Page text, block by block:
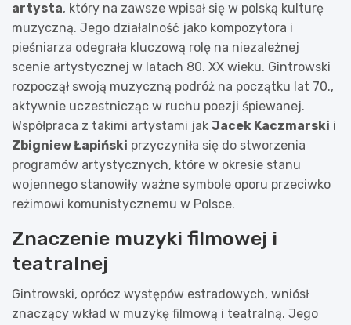
artysta, który na zawsze wpisał się w polską kulturę
muzyczną. Jego działalność jako kompozytora i
pieśniarza odegrała kluczową rolę na niezależnej
scenie artystycznej w latach 80. XX wieku. Gintrowski
rozpoczął swoją muzyczną podróż na początku lat 70.,
aktywnie uczestnicząc w ruchu poezji śpiewanej.
Współpraca z takimi artystami jak Jacek Kaczmarski i
Zbigniew Łapiński przyczyniła się do stworzenia
programów artystycznych, które w okresie stanu
wojennego stanowiły ważne symbole oporu przeciwko
reżimowi komunistycznemu w Polsce.
Znaczenie muzyki filmowej i
teatralnej
Gintrowski, oprócz występów estradowych, wniósł
znaczący wkład w muzykę filmową i teatralną. Jego